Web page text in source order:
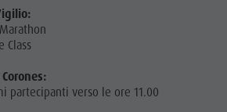
Class
partecipanti verso le ore 11.00